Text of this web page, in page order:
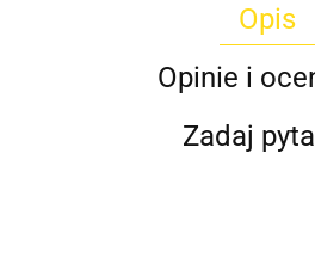
Opis
Opinie i
Zadaj